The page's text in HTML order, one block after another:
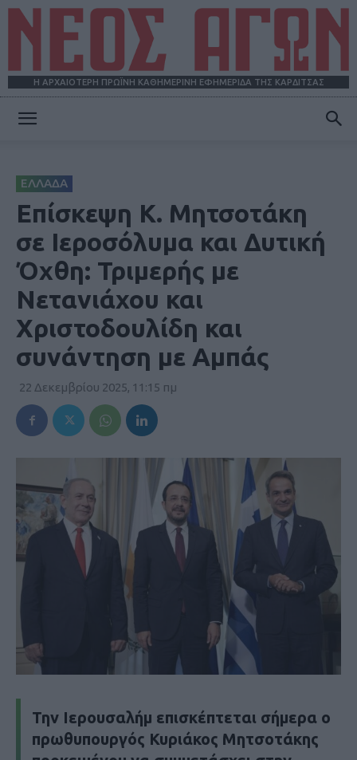
Η ΑΡΧΑΙΟΤΕΡΗ ΠΡΩΪΝΗ ΚΑΘΗΜΕΡΙΝΗ ΕΦΗΜΕΡΙΔΑ ΤΗΣ ΚΑΡΔΙΤΣΑΣ
ΕΛΛΑΔΑ
Επίσκεψη Κ. Μητσοτάκη
σε Ιεροσόλυμα και Δυτική
Όχθη: Τριμερής με
Νετανιάχου και
Χριστοδουλίδη και
συνάντηση με Αμπάς
22 Δεκεμβρίου 2025, 11:15 πμ
Την Ιερουσαλήμ επισκέπτεται σήμερα ο
πρωθυπουργός Κυριάκος Μητσοτάκης